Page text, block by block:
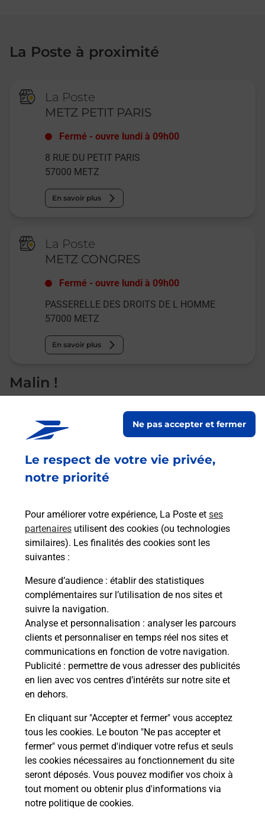
Le respect de votre vie privée,
notre priorité
Pour améliorer votre expérience, La Poste et ses
partenaires utilisent des cookies (ou technologies
similaires). Les finalités des cookies sont les
suivantes :
Mesure d’audience : établir des statistiques
complémentaires sur l’utilisation de nos sites et
suivre la navigation.
Analyse et personnalisation : analyser les parcours
clients et personnaliser en temps réel nos sites et
communications en fonction de votre navigation.
Publicité : permettre de vous adresser des publicités
en lien avec vos centres d’intérêts sur notre site et
en dehors.
En cliquant sur "Accepter et fermer" vous acceptez
tous les cookies. Le bouton "Ne pas accepter et
fermer" vous permet d'indiquer votre refus et seuls
les cookies nécessaires au fonctionnement du site
seront déposés. Vous pouvez modifier vos choix à
tout moment ou obtenir plus d'informations via
notre politique de cookies.
Ne pas accepter et fermer
La Poste à proximité
La Poste
METZ PETIT PARIS
Fermé -ouvre lundi à 09h00
8 RUE DU PETIT PARIS
57000 METZ
En savoir plus
La Poste
METZ CONGRES
Fermé -ouvre lundi à 09h00
PASSERELLE DES DROITS DE L HOMME
57000 METZ
En savoir plus
Malin !
La Poste
en ligne
Ouvert 24h/24
En savoir plus
Recherchez un autre point de contact
Questions fréquemment posées
Quel réseau utilise La Poste Mobile ?
Est-ce que je peux garder mon
numéro de mobile gratuitement ?
Est-ce que je peux bénéficier de la 5G
avec La Poste Mobile ?
Est-ce que je peux utiliser mon forfait
à l’étranger avec La Poste Mobile ?